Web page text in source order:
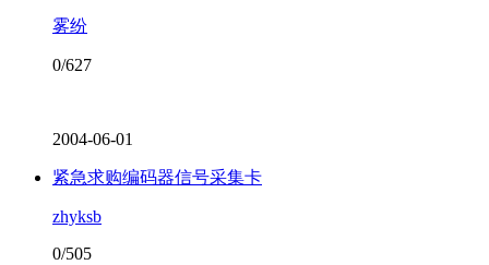
雾纷
0/627
2004-06-01
紧急求购编码器信号采集卡
zhyksb
0/505